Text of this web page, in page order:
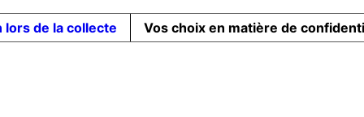
lors de la collecte Vos choix en matière de